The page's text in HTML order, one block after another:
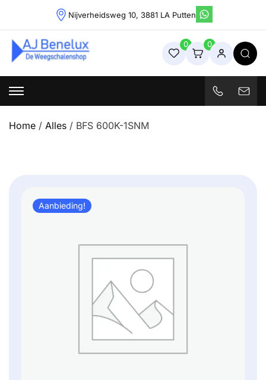
content
Nijverheidsweg 10, 3881 LA Putten
Weegschalenshop | Precisieweegschalen & Industriële
Weegoplossingen
0 0
Home / Alles / BFS 600K-1SNM
Aanbieding!